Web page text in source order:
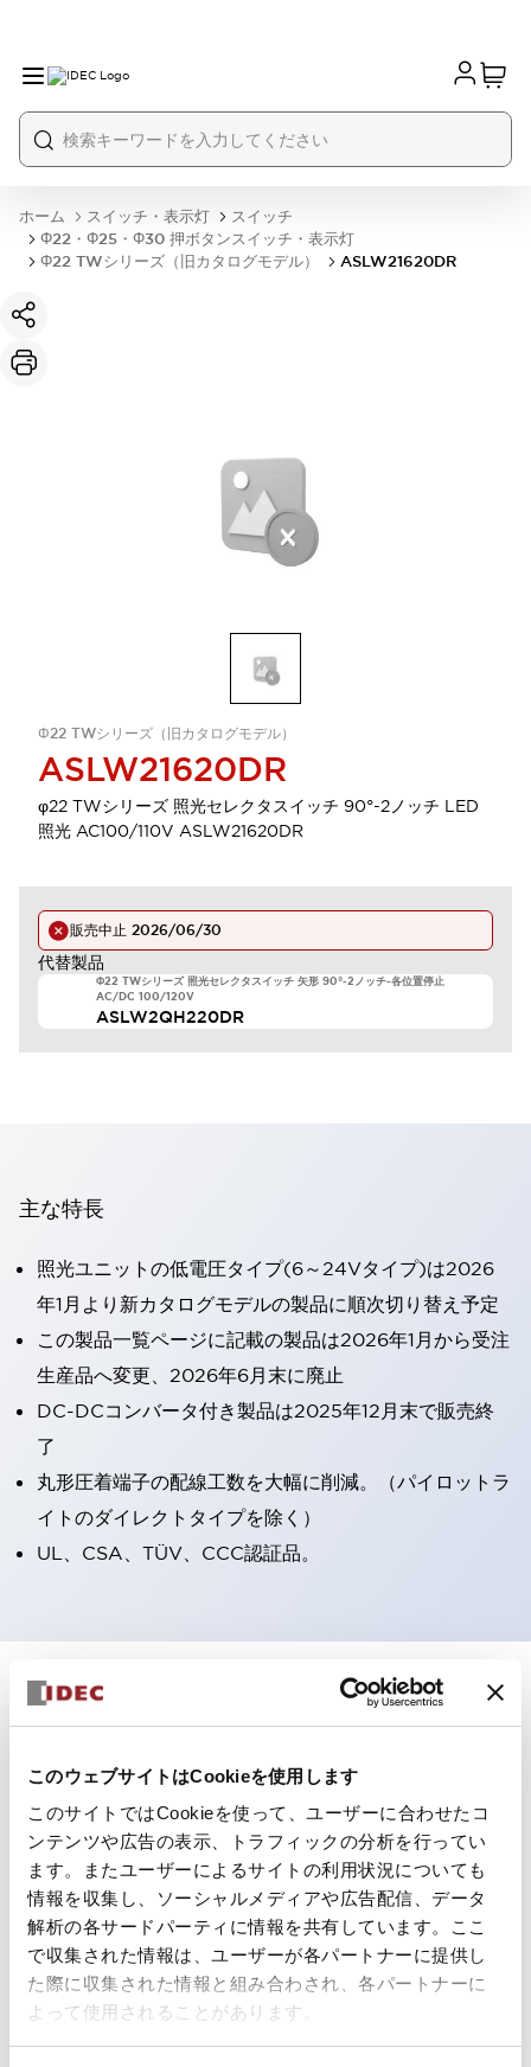
このウェブサイトはCookieを使用します
このサイトではCookieを使って、ユーザーに合わせたコ
ンテンツや広告の表示、トラフィックの分析を行ってい
ます。またユーザーによるサイトの利用状況についても
情報を収集し、ソーシャルメディアや広告配信、データ
解析の各サードパーティに情報を共有しています。ここ
で収集された情報は、ユーザーが各パートナーに提供し
た際に収集された情報と組み合わされ、各パートナーに
よって使用されることがあります。
ホーム スイッチ・表示灯
スイッチ
Φ22・Φ25・Φ30 押ボタンスイッチ・表示灯
Φ22 TWシリーズ（旧カタログモデル）
ASLW21620DR
Φ22 TWシリーズ（旧カタログモデル）
ASLW21620DR
φ22 TWシリーズ 照光セレクタスイッチ 90°-2ノッチ LED
照光 AC100/110V ASLW21620DR
販売中止 2026/06/30
代替製品
Φ22 TWシリーズ 照光セレクタスイッチ 矢形 90°-2ノッチ-各位置停止
AC/DC 100/120V
ASLW2QH220DR
主な特長
照光ユニットの低電圧タイプ(6～24Vタイプ)は2026
年1月より新カタログモデルの製品に順次切り替え予定
この製品一覧ページに記載の製品は2026年1月から受注
生産品へ変更、2026年6月末に廃止
DC-DCコンバータ付き製品は2025年12月末で販売終
了
丸形圧着端子の配線工数を大幅に削減。（パイロットラ
イトのダイレクトタイプを除く）
UL、CSA、TÜV、CCC認証品。
仕様 すべて展開+
電気的仕様(照光部定格)
環境仕様
機能仕様
機械的仕様